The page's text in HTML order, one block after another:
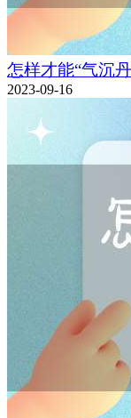
怎样才能“气沉
2023-09-16